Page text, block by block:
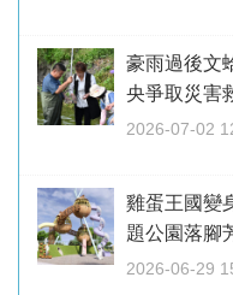
豪雨過後文
央爭取災害
2026-07-02
雞蛋王國變
題公園落腳
2026-06-29